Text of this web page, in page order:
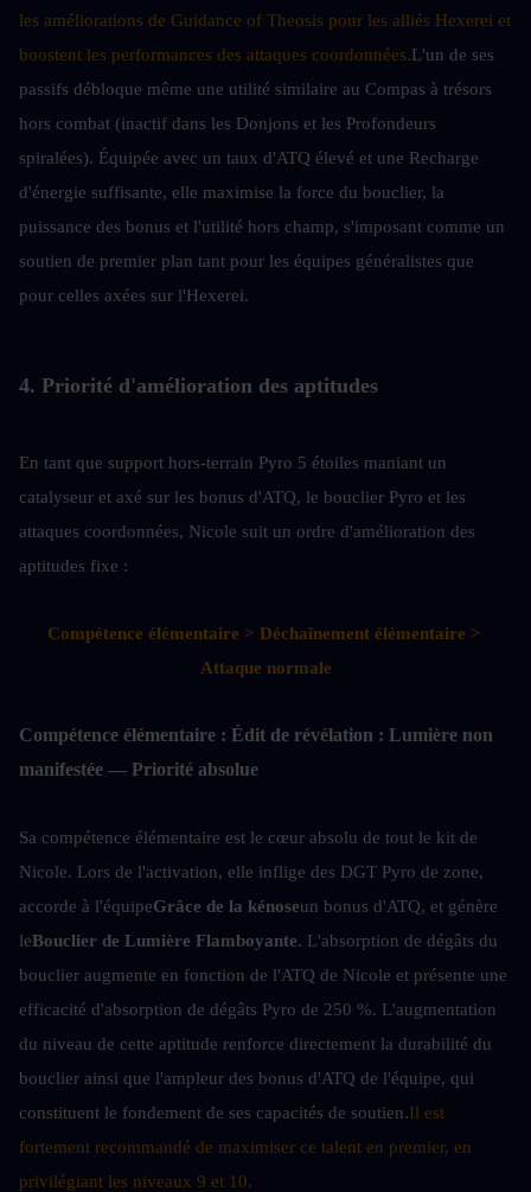
les améliorations de Guidance of Theosis pour les alliés Hexerei et
boostent les performances des attaques coordonnées.L'un de ses
passifs débloque même une utilité similaire au Compas à trésors
hors combat (inactif dans les Donjons et les Profondeurs
spiralées). Équipée avec un taux d'ATQ élevé et une Recharge
d'énergie suffisante, elle maximise la force du bouclier, la
puissance des bonus et l'utilité hors champ, s'imposant comme un
soutien de premier plan tant pour les équipes généralistes que
pour celles axées sur l'Hexerei.
4. Priorité d'amélioration des aptitudes
En tant que support hors-terrain Pyro 5 étoiles maniant un
catalyseur et axé sur les bonus d'ATQ, le bouclier Pyro et les
attaques coordonnées, Nicole suit un ordre d'amélioration des
aptitudes fixe :
Compétence élémentaire > Déchaînement élémentaire >
Attaque normale
Compétence élémentaire : Édit de révélation : Lumière non
manifestée — Priorité absolue
Sa compétence élémentaire est le cœur absolu de tout le kit de
Nicole. Lors de l'activation, elle inflige des DGT Pyro de zone,
accorde à l'équipeGrâce de la kénoseun bonus d'ATQ, et génère
leBouclier de Lumière Flamboyante. L'absorption de dégâts du
bouclier augmente en fonction de l'ATQ de Nicole et présente une
efficacité d'absorption de dégâts Pyro de 250 %. L'augmentation
du niveau de cette aptitude renforce directement la durabilité du
bouclier ainsi que l'ampleur des bonus d'ATQ de l'équipe, qui
constituent le fondement de ses capacités de soutien.Il est
fortement recommandé de maximiser ce talent en premier, en
privilégiant les niveaux 9 et 10.